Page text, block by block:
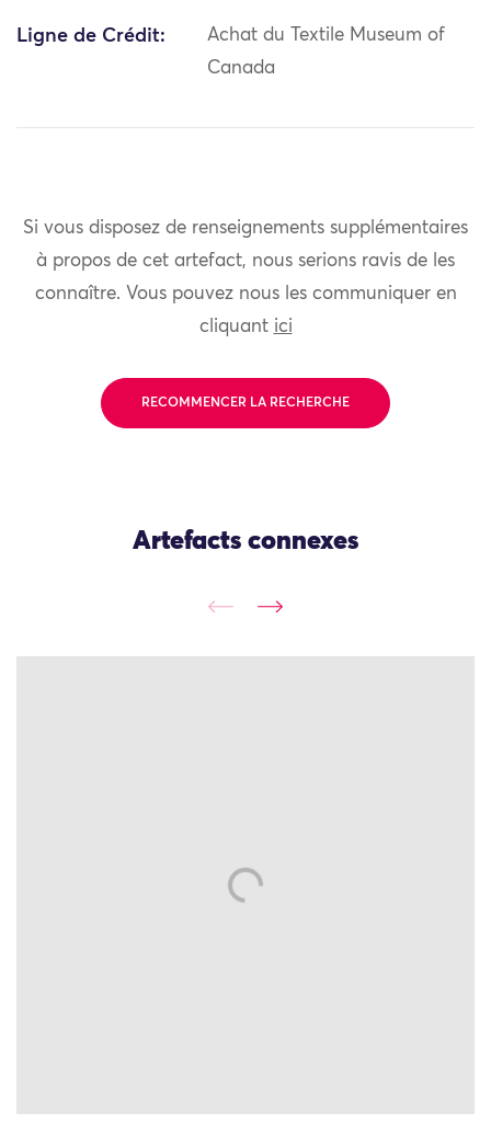
Ligne de Crédit:
Achat du Textile Museum of
Canada
Si vous disposez de renseignements supplémentaires
à propos de cet artefact, nous serions ravis de les
connaître. Vous pouvez nous les communiquer en
cliquant ici
RECOMMENCER LA RECHERCHE
Artefacts connexes